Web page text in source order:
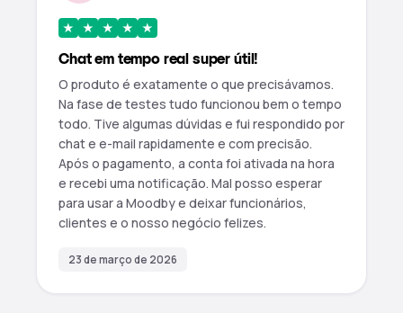
★ ★ ★ ★ ★
Chat em tempo real super útil!
O produto é exatamente o que precisávamos.
Na fase de testes tudo funcionou bem o tempo
todo. Tive algumas dúvidas e fui respondido por
chat e e-mail rapidamente e com precisão.
Após o pagamento, a conta foi ativada na hora
e recebi uma notificação. Mal posso esperar
para usar a Moodby e deixar funcionários,
clientes e o nosso negócio felizes.
23 de março de 2026